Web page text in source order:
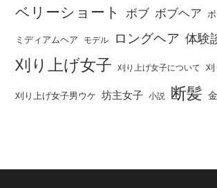
ベリーショート
ボブ ボブヘア
ミディアムヘア モデル ロングヘア 体験
刈り上げ女子 刈り上げ女子について 刈
刈り上げ女子男ウケ 坊主女子 小説 断髪